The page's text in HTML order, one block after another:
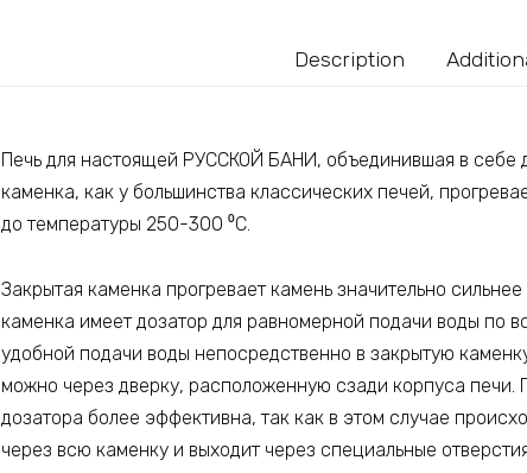
Description
Печь для настоящей РУССКОЙ БАНИ, объединившая в себе
каменка, как у большинства классических печей,
до температуры 250-300 ⁰С.
Закрытая каменка прогревает камень значительно
каменка имеет дозатор для равномерной подачи воды по
удобной подачи воды непосредственно в закрытую
можно через дверку, расположенную сзади корпуса печи.
дозатора более эффективна, так как в этом случае
через всю каменку и выходит через специальные